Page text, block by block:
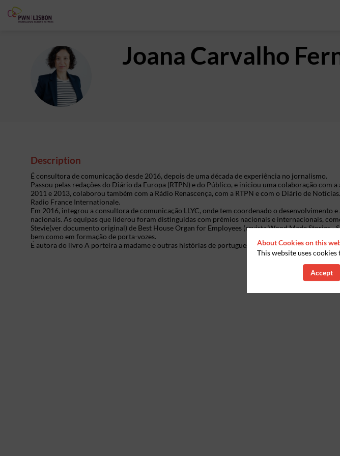
JCF
Joana Carvalho
Description
É consultora de comunicação desde 2016, depois de uma década de experiência no jornalismo.
Passou pelas redações do Diário da Europa (RTPN) e do Público, e iniciou uma colaboração
2011 e 2013, colaborou também com a Rádio Renascença, com a RTPN e com o Diário de
Radio France Internationale.
Em 2016, integrou a consultora de comunicação LLYC, onde tem coordenado o desenvolvimento
nacionais. As equipas que liderou foram distinguidas com prémios nacionais e internacionais,
Stevie(ver documento original) de Best House Organ for Employees (revista Wood Made Stories
bem como em formação de porta-vozes.
É autora do livro A porteira a madame e outras histórias de portugueses em França (FFMS, 2015).
About Cookies on this
This website uses
Accept